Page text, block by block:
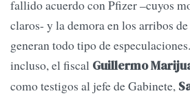
fallido acuerdo con Pfizer –cuyos
claros- y la demora en los arribos
generan todo tipo de
incluso, el fiscal Guillermo
como testigos al jefe de Gabinete,